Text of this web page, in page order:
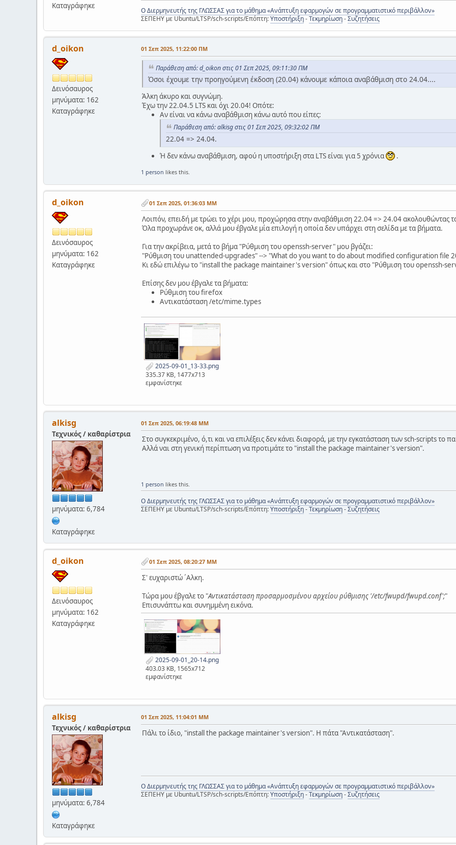
Καταγράφηκε
Ο Διερμηνευτής της ΓΛΩΣΣΑΣ για το μάθημα «Ανάπτυξη εφαρμογών σε προγραμματιστικό περιβάλλον»
ΣΕΠΕΗΥ με Ubuntu/LTSP/sch-scripts/Επόπτη:Υποστήριξη-Τεκμηρίωση-Συζητήσεις
d_oikon
Δεινόσαυρος
μηνύματα: 162
Καταγράφηκε
01 Σεπ 2025, 11:22:00 ΠΜ
Παράθεση από: d_oikon στις 01 Σεπ 2025, 09:11:30 ΠΜ
Όσοι έχουμε την προηγούμενη έκδοση (20.04) κάνουμε κάποια αναβάθμιση στο 24.04....
Άλκη άκυρο και συγνώμη.
Έχω την 22.04.5 LTS και όχι 20.04! Οπότε:
Αν είναι να κάνω αναβάθμιση κάνω αυτό που είπες:
Παράθεση από: alkisg στις 01 Σεπ 2025, 09:32:02 ΠΜ
22.04 => 24.04.
Ή δεν κάνω αναβάθμιση, αφού η υποστήριξη στα LTS είναι για 5 χρόνια .
1 person likes this.
d_oikon
Δεινόσαυρος
μηνύματα: 162
Καταγράφηκε
01 Σεπ 2025, 01:36:03 ΜΜ
Λοιπόν, επειδή με τρώει το χέρι μου, προχώρησα στην αναβάθμιση 22.04 => 24.04 ακολουθώντας
Όλα προχωράνε οκ, αλλά μου έβγαλε μία επιλογή η οποία δεν υπάρχει στη σελίδα με τα βήματα.
Για την ακρίβεια, μετά το βήμα "Ρύθμιση του openssh-server" μου βγάζει:
"Ρύθμιση του unattended-upgrades" --> "What do you want to do about modified configuration file
Κι εδώ επιλέγω το "install the package maintainer's version" όπως και στο "Ρύθμιση του openssh-
Επίσης δεν μου έβγαλε τα βήματα:
Ρύθμιση του firefox
Αντικατάσταση /etc/mime.types
2025-09-01_13-33.png
335.37 KB, 1477x713
εμφανίστηκε
alkisg
Τεχνικός / καθαρίστρια
μηνύματα: 6,784
Καταγράφηκε
01 Σεπ 2025, 06:19:48 ΜΜ
Στο συγκεκριμένο, ό,τι και να επιλέξεις δεν κάνει διαφορά, με την εγκατάσταση των sch-scripts
Αλλά ναι στη γενική περίπτωση να προτιμάτε το "install the package maintainer's version".
1 person likes this.
Ο Διερμηνευτής της ΓΛΩΣΣΑΣ για το μάθημα «Ανάπτυξη εφαρμογών σε προγραμματιστικό περιβάλλον»
ΣΕΠΕΗΥ με Ubuntu/LTSP/sch-scripts/Επόπτη:Υποστήριξη-Τεκμηρίωση-Συζητήσεις
d_oikon
Δεινόσαυρος
μηνύματα: 162
Καταγράφηκε
01 Σεπ 2025, 08:20:27 ΜΜ
Σ' ευχαριστώ ´Aλκη.
Tώρα μου έβγαλε το "Aντικατάσταση προσαρμοσμένου αρχείου ρύθμισης '/etc/fwupd/fwupd.conf';"
Eπισυνάπτω και συνημμένη εικόνα.
2025-09-01_20-14.png
403.03 KB, 1565x712
εμφανίστηκε
alkisg
Τεχνικός / καθαρίστρια
μηνύματα: 6,784
Καταγράφηκε
01 Σεπ 2025, 11:04:01 ΜΜ
Πάλι το ίδιο, "install the package maintainer's version". Η πάτα "Αντικατάσταση".
Ο Διερμηνευτής της ΓΛΩΣΣΑΣ για το μάθημα «Ανάπτυξη εφαρμογών σε προγραμματιστικό περιβάλλον»
ΣΕΠΕΗΥ με Ubuntu/LTSP/sch-scripts/Επόπτη:Υποστήριξη-Τεκμηρίωση-Συζητήσεις